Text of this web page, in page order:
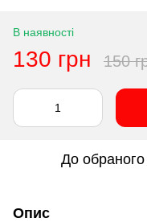
В наявності
130 грн 150
До обраного
Опис